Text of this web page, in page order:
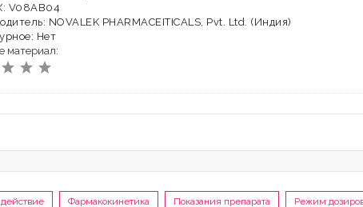
V08AB04
NOVALEK PHARMACEITICALS, Pvt. Ltd. (Индия)
Нет
материал:
Фармакокинетика Показания препарата Режим